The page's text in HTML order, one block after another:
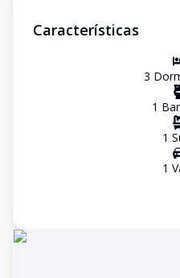
Características
3
1
1
1